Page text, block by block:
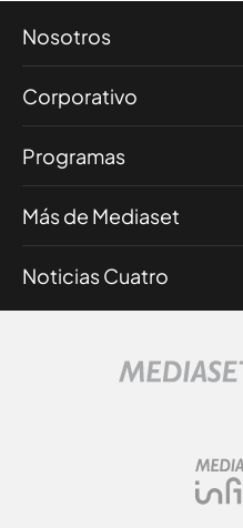
Nosotros
Corporativo
Programas
Más de Mediaset
Noticias Cuatro